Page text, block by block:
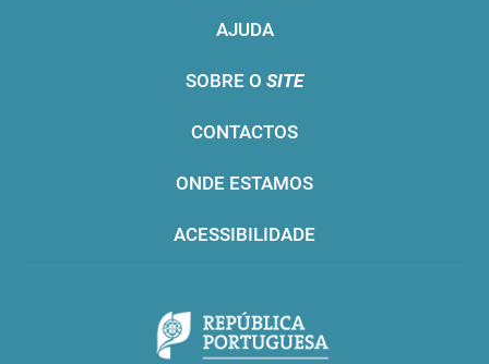
AJUDA
SOBRE O SITE
CONTACTOS
ONDE ESTAMOS
ACESSIBILIDADE